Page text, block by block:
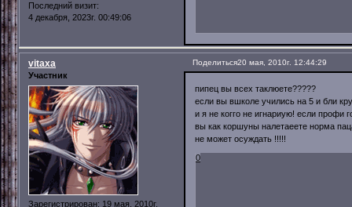
Последний визит:
4 декабря, 2023г. 00:49:06
Поделиться20 мая, 2010г. 12:44:29
vitaxa
Участник
Зарегистрирован: 19 мая, 2010г.
пипец вы всех таклюете?????
если вы вшколе учились на 5 и бли
и я не когго не игнариую! если
вы как коршуны налетаеете норма
не может осуждать !!!!!
0